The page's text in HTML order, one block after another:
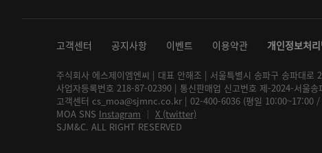
고객센터 공지사항 이벤트 이용약관 개인정보처
주식회사 에스제이엠엔씨 | 대표 안해조 | 서울특별시 송파구 송파대
사업자등록번호 218-87-02390 | 통신판매업 신고번호 제-2024-서울송
고객센터 cs_moa@sjmnc.co.kr | 02-400-6036 (평일 10:00~17:00 /
MOA SNS Instagram │ X (twitter)
SJM&C. ALL RIGHT RESERVED